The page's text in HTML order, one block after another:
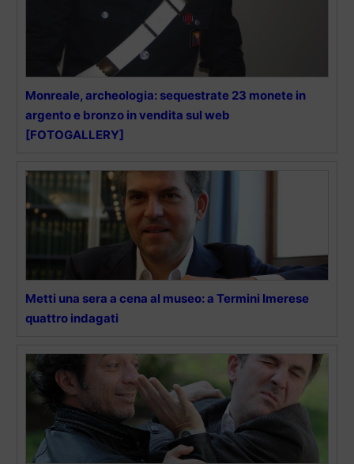
Monreale, archeologia: sequestrate 23 monete in
argento e bronzo in vendita sul web
[FOTOGALLERY]
Metti una sera a cena al museo: a Termini Imerese
quattro indagati